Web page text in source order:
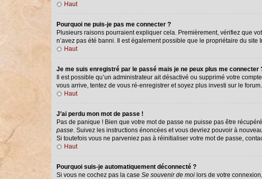
Haut
Pourquoi ne puis-je pas me connecter ?
Plusieurs raisons pourraient expliquer cela. Premièrement, vérifiez que
n’avez pas été banni. Il est également possible que le propriétaire du
Haut
Je me suis enregistré par le passé mais je ne peux plus me connecter
Il est possible qu’un administrateur ait désactivé ou supprimé votre
vous arrive, tentez de vous ré-enregistrer et soyez plus investi sur le forum.
Haut
J’ai perdu mon mot de passe !
Pas de panique ! Bien que votre mot de passe ne puisse pas être
passe. Suivez les instructions énoncées et vous devriez pouvoir à
Si toutefois vous ne parveniez pas à réinitialiser votre mot de passe,
Haut
Pourquoi suis-je automatiquement déconnecté ?
Si vous ne cochez pas la case Se souvenir de moilors de votre